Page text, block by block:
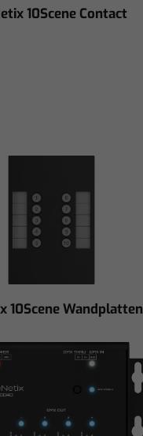
10Scene Contact
10Scene Wandplatten